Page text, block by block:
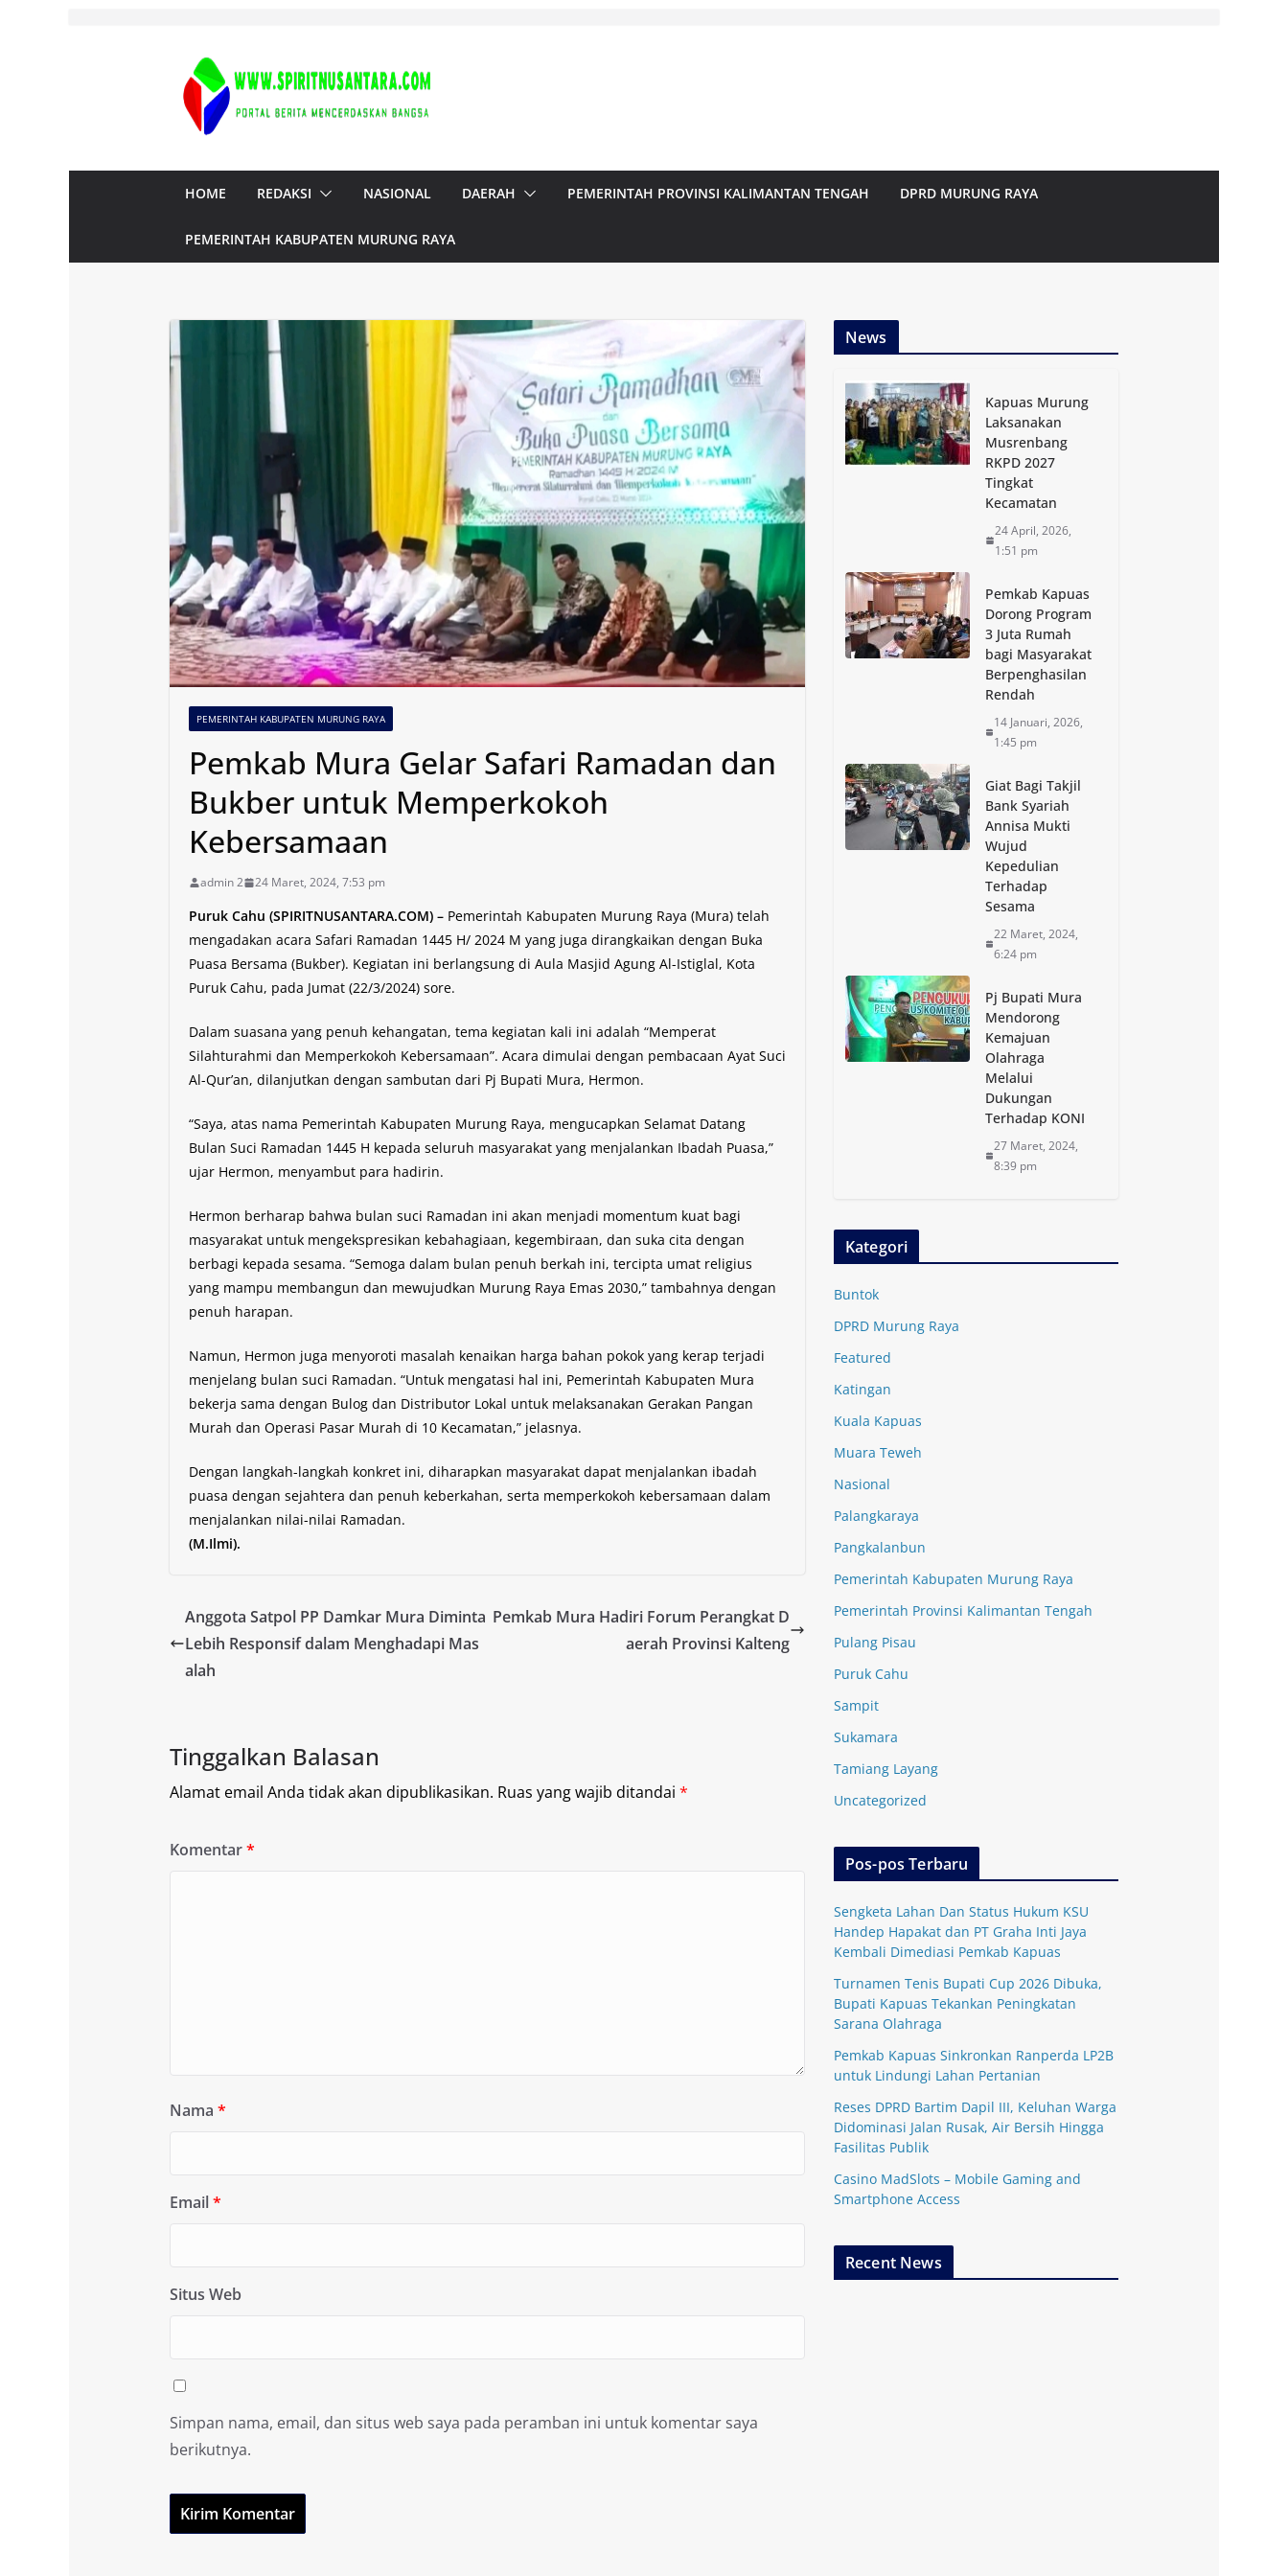
HOME REDAKSI NASIONAL DAERAH PEMERINTAH PROVINSI KALIMANTAN TENGAH DPRD MURUNG RAYA
PEMERINTAH KABUPATEN MURUNG RAYA
PEMERINTAH KABUPATEN MURUNG RAYA
Pemkab Mura Gelar Safari Ramadan dan
Bukber untuk Memperkokoh
Kebersamaan
admin 2 24 Maret, 2024, 7:53 pm
Puruk Cahu (SPIRITNUSANTARA.COM) – Pemerintah Kabupaten Murung Raya (Mura) telah
mengadakan acara Safari Ramadan 1445 H/ 2024 M yang juga dirangkaikan dengan Buka
Puasa Bersama (Bukber). Kegiatan ini berlangsung di Aula Masjid Agung Al-Istiglal, Kota
Puruk Cahu, pada Jumat (22/3/2024) sore.
Dalam suasana yang penuh kehangatan, tema kegiatan kali ini adalah “Memperat
Silahturahmi dan Memperkokoh Kebersamaan”. Acara dimulai dengan pembacaan Ayat Suci
Al-Qur’an, dilanjutkan dengan sambutan dari Pj Bupati Mura, Hermon.
“Saya, atas nama Pemerintah Kabupaten Murung Raya, mengucapkan Selamat Datang
Bulan Suci Ramadan 1445 H kepada seluruh masyarakat yang menjalankan Ibadah Puasa,”
ujar Hermon, menyambut para hadirin.
Hermon berharap bahwa bulan suci Ramadan ini akan menjadi momentum kuat bagi
masyarakat untuk mengekspresikan kebahagiaan, kegembiraan, dan suka cita dengan
berbagi kepada sesama. “Semoga dalam bulan penuh berkah ini, tercipta umat religius
yang mampu membangun dan mewujudkan Murung Raya Emas 2030,” tambahnya dengan
penuh harapan.
Namun, Hermon juga menyoroti masalah kenaikan harga bahan pokok yang kerap terjadi
menjelang bulan suci Ramadan. “Untuk mengatasi hal ini, Pemerintah Kabupaten Mura
bekerja sama dengan Bulog dan Distributor Lokal untuk melaksanakan Gerakan Pangan
Murah dan Operasi Pasar Murah di 10 Kecamatan,” jelasnya.
Dengan langkah-langkah konkret ini, diharapkan masyarakat dapat menjalankan ibadah
puasa dengan sejahtera dan penuh keberkahan, serta memperkokoh kebersamaan dalam
menjalankan nilai-nilai Ramadan.
(M.Ilmi).
Anggota Satpol PP Damkar Mura Diminta
Lebih Responsif dalam Menghadapi Mas
alah
Pemkab Mura Hadiri Forum Perangkat D
aerah Provinsi Kalteng
Tinggalkan Balasan
Alamat email Anda tidak akan dipublikasikan. Ruas yang wajib ditandai *
Komentar*
Nama *
Email*
Situs Web
Simpan nama, email, dan situs web saya pada peramban ini untuk komentar saya
berikutnya.
News
Kapuas Murung
Laksanakan
Musrenbang
RKPD 2027
Tingkat
Kecamatan
24 April, 2026,
1:51 pm
Pemkab Kapuas
Dorong Program
3 Juta Rumah
bagi Masyarakat
Berpenghasilan
Rendah
14 Januari, 2026,
1:45 pm
Giat Bagi Takjil
Bank Syariah
Annisa Mukti
Wujud
Kepedulian
Terhadap
Sesama
22 Maret, 2024,
6:24 pm
Pj Bupati Mura
Mendorong
Kemajuan
Olahraga
Melalui
Dukungan
Terhadap KONI
27 Maret, 2024,
8:39 pm
Kategori
Buntok
DPRD Murung Raya
Featured
Katingan
Kuala Kapuas
Muara Teweh
Nasional
Palangkaraya
Pangkalanbun
Pemerintah Kabupaten Murung Raya
Pemerintah Provinsi Kalimantan Tengah
Pulang Pisau
Puruk Cahu
Sampit
Sukamara
Tamiang Layang
Uncategorized
Pos-pos Terbaru
Sengketa Lahan Dan Status Hukum KSU
Handep Hapakat dan PT Graha Inti Jaya
Kembali Dimediasi Pemkab Kapuas
Turnamen Tenis Bupati Cup 2026 Dibuka,
Bupati Kapuas Tekankan Peningkatan
Sarana Olahraga
Pemkab Kapuas Sinkronkan Ranperda LP2B
untuk Lindungi Lahan Pertanian
Reses DPRD Bartim Dapil III, Keluhan Warga
Didominasi Jalan Rusak, Air Bersih Hingga
Fasilitas Publik
Casino MadSlots – Mobile Gaming and
Smartphone Access
Recent News